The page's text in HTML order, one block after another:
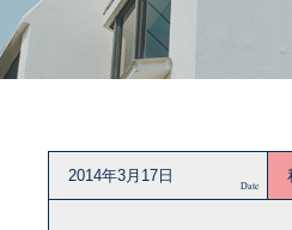
2014年3月17日
Date